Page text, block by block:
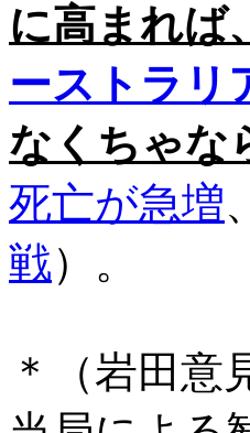
に高まれば、
ーストラリ
なくちゃな
死亡が急増、
戦）。
＊（岩田意